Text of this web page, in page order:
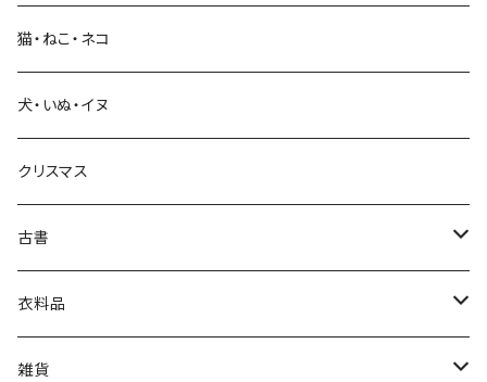
生活・暮らし
芸術・絵画・写真
絵本・児童書
娯楽・エンターテインメント
猫・ねこ・ネコ
犬・いぬ・イヌ
クリスマス
古書
古書セット
美術
衣料品
POLEWARDS
雑貨